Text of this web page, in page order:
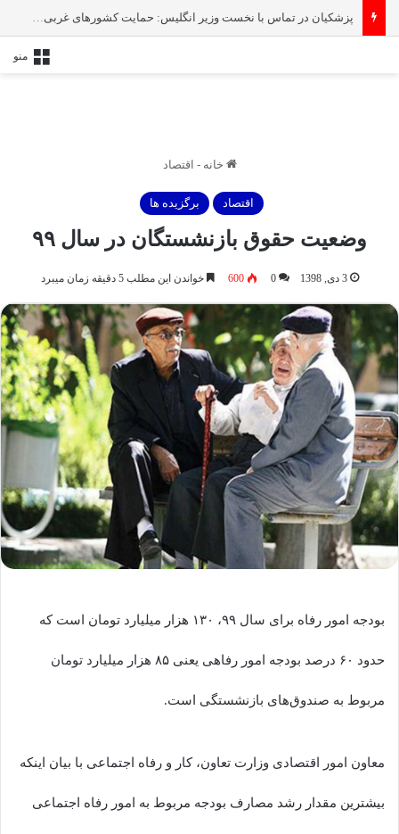
پزشکیان در تماس با نخست‌ وزیر انگلیس: حمایت کشور‌های غربی از رژیم صهیونیستی امنیت منطقه و جهان را به خطر انداخته است
منو
خانه - اقتصاد
اقتصاد برگزیده ها
وضعیت حقوق بازنشستگان در سال ۹۹
3 دی, 1398 0
600 خواندن این مطلب 5 دقیقه زمان میبرد
بودجه امور رفاه برای سال ۹۹، ۱۳۰ هزار میلیارد تومان است که
حدود ۶۰ درصد بودجه امور رفاهی یعنی ۸۵ هزار میلیارد تومان
مربوط به صندوق‌های بازنشستگی است.
معاون امور اقتصادی وزارت تعاون، کار و رفاه اجتماعی با بیان اینکه
بیشترین مقدار رشد مصارف بودجه مربوط به امور رفاه اجتماعی